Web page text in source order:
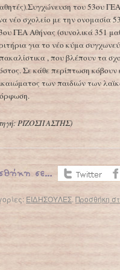
του 53ου
νέο σχολείο με την ονομασία
ΓΕΑ Αθήνας (συνολικά 351
για το νέο κύμα
, που βλέπουν τα
Σε κάθε περίπτωση
των παιδιών των
ΡΙΖΟΣΠΑΣΤΗΣ)
ΕΙΔΗΣΟΥΛΕΣ. Προσθήκη
στο %s
ΠΑΡΑΠΟΤΑΜΟΥ ΔΙΕΚΔΙΚΩΝΤΑΣ ΣΩΣΤΗ ΛΕΙΤΟΥΡΓΙΑ ΤΟΥ